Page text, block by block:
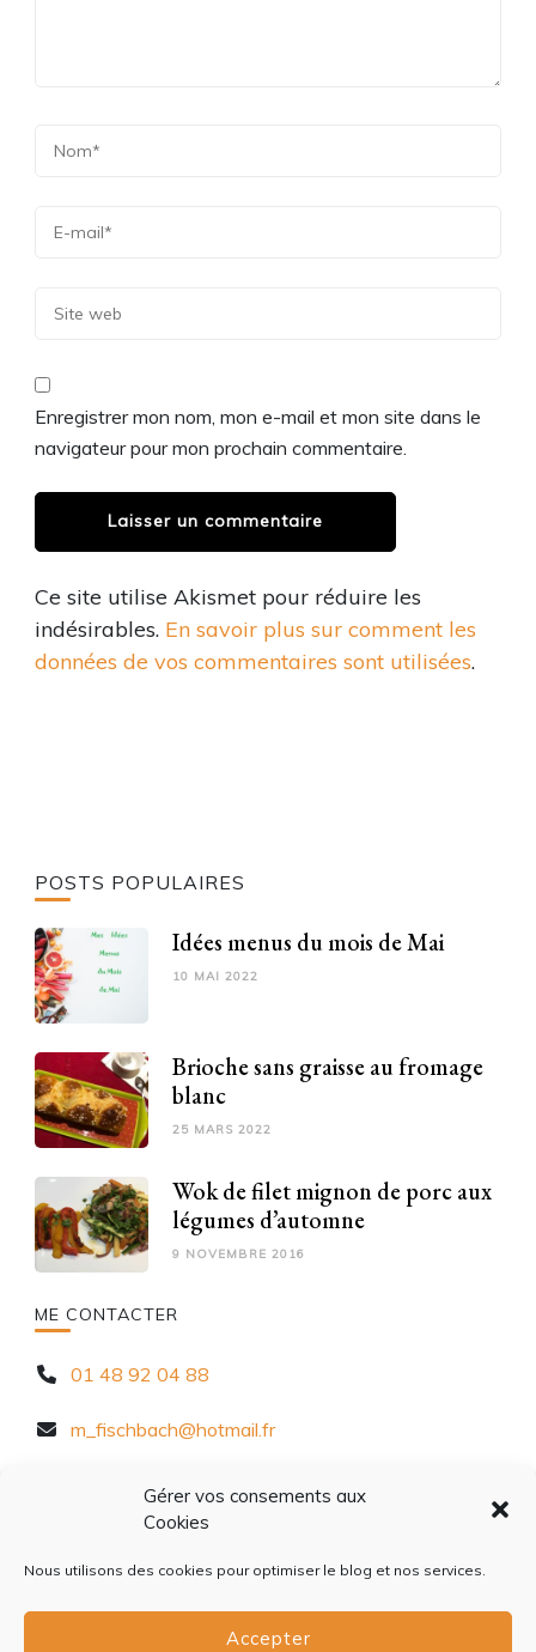
Gérer vos consements aux
Cookies
Nous utilisons des cookies pour optimiser le blog et nos services.
Accepter
Enregistrer mon nom, mon e-mail et mon site dans le
navigateur pour mon prochain commentaire.
Ce site utilise Akismet pour réduire les
indésirables. En savoir plus sur comment les
données de vos commentaires sont utilisées.
POSTS POPULAIRES
Idées menus du mois de Mai
10 MAI 2022
Brioche sans graisse au fromage
blanc
25 MARS 2022
Wok de filet mignon de porc aux
légumes d’automne
9 NOVEMBRE 2016
ME CONTACTER
01 48 92 04 88
m_fischbach@hotmail.fr
10 Rue Chèvre d'Autreville, 94320 Thiais